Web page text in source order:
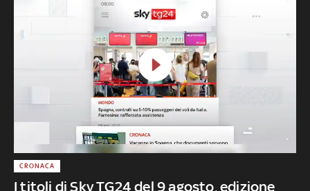
I titoli di Sky TG24 del 9 agosto, edizione
CRONACA